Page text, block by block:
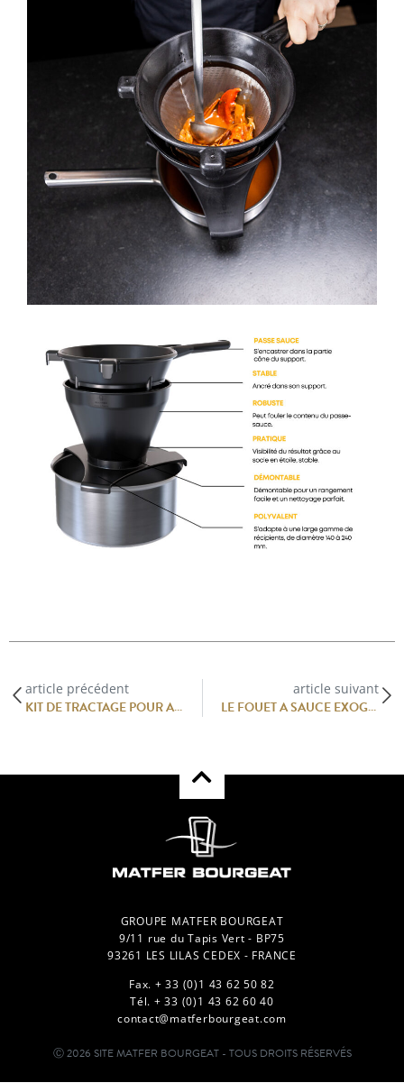
article précédent
KIT DE TRACTAGE POUR ARMOIRES SATELLITE 4G
article suivant
LE FOUET A SAUCE EXOGLASS®
GROUPE MATFER BOURGEAT
9/11 rue du Tapis Vert - BP75
93261 LES LILAS CEDEX - FRANCE
Fax. + 33 (0)1 43 62 50 82
Tél. + 33 (0)1 43 62 60 40
contact@matferbourgeat.com
Ⓒ 2026 SITE MATFER BOURGEAT - TOUS DROITS RÉSERVÉS